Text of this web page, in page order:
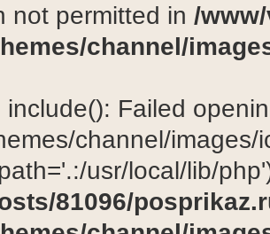
not permitted in /
channel/
include(): Failed
channel/images/
usr/local/lib/
81096/